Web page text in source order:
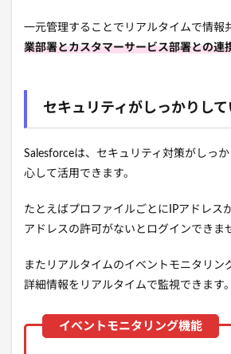
一元管理することでリアルタイムで情報
業部署とカスタマーサービス部署との連
セキュリティがしっかりして
Salesforceは、セキュリティ対策がしっ
心して活用できます。
たとえばプロファイルごとにIPアドレス
アドレスの許可がないとログインできま
またリアルタイムのイベントモニタリン
詳細情報をリアルタイムで監視できます。